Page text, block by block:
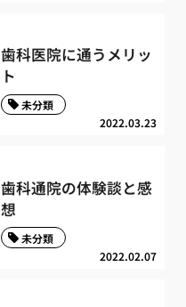
歯科医院に通うメリッ
ト
2022.03.23
未分類
歯科通院の体験談と感
想
2022.02.07
未分類